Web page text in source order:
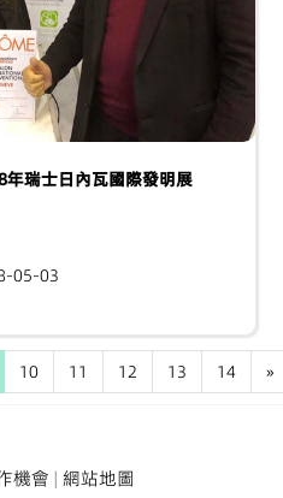
瑞士日內瓦國際發明展
05-03
10 11 12 13 14 »
機會 | 網站地圖